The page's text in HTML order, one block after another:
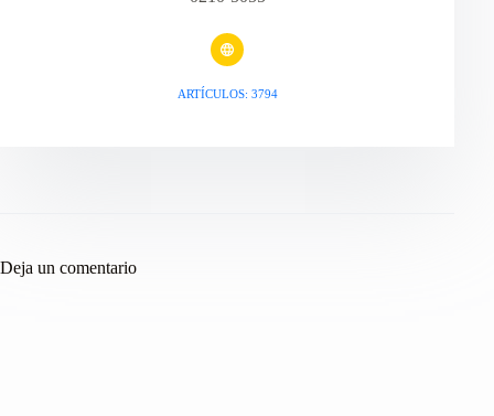
ARTÍCULOS: 3794
Deja un comentario